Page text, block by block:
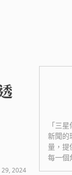
29, 2024
「三
新聞的
量，提
每一個